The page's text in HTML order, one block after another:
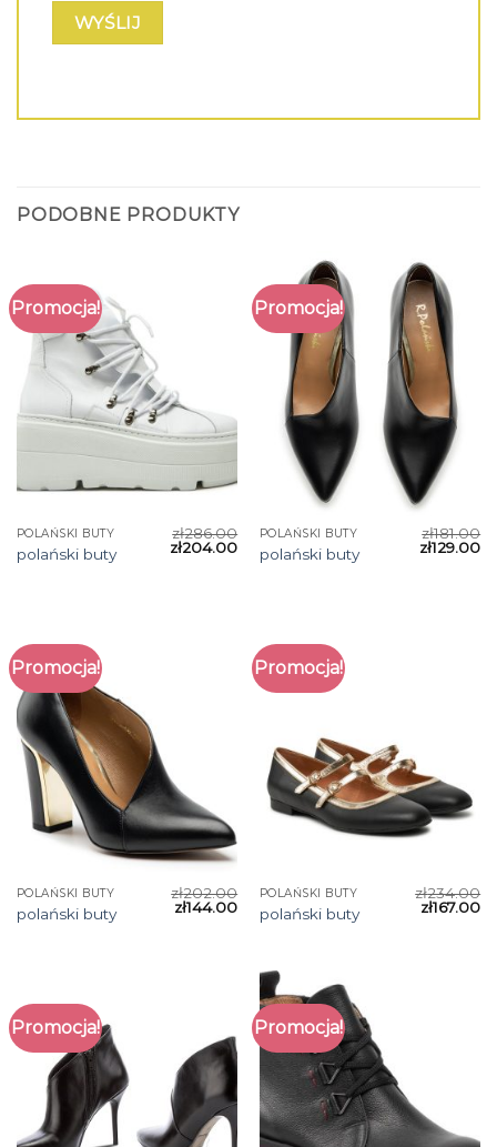
PODOBNE PRODUKTY
Promocja!
POLAŃSKI BUTY
polański buty
zł286.00
zł204.00
Promocja!
POLAŃSKI BUTY
polański buty
zł181.00
zł129.00
Promocja!
POLAŃSKI BUTY
polański buty
zł202.00
zł144.00
Promocja!
POLAŃSKI BUTY
polański buty
zł234.00
zł167.00
Promocja! Promocja!